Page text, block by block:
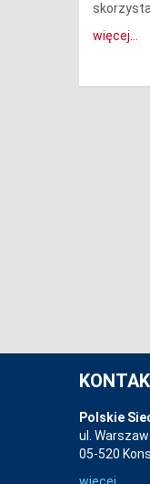
więcej...
Polskie
ul.
05-520